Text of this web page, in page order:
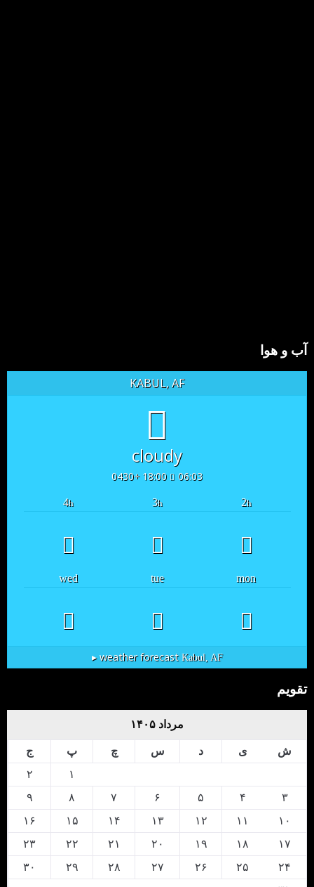
آب و هوا
KABUL, AF
cloudy
06:03
18:00 +0430
2h
3h
4h
mon
tue
wed
Kabul, AF
weather forecast ▸
تقویم
مرداد ۱۴۰۵
ش ی د س چ پ
ج
۱
۲
۳
۴ ۵ ۶ ۷ ۸
۹
۱۰
۱۱ ۱۲ ۱۳ ۱۴ ۱۵
۱۶
۱۷
۱۸ ۱۹ ۲۰ ۲۱ ۲۲
۲۳
۲۴
۲۵ ۲۶ ۲۷ ۲۸ ۲۹
۳۰